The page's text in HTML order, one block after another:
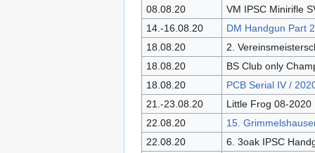
08.08.20
VM IPSC Minirifle
14.-16.08.20
DM Handgun Part 2
18.08.20
2.
18.08.20
BS Club only
18.08.20
PCB Serial IV /
21.-23.08.20
Little Frog 08-2020
22.08.20
15.
22.08.20
6. 3oak IPSC